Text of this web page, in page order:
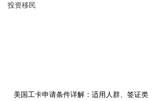
投资移民
美国工卡申请条件详解：适用人群、签证类